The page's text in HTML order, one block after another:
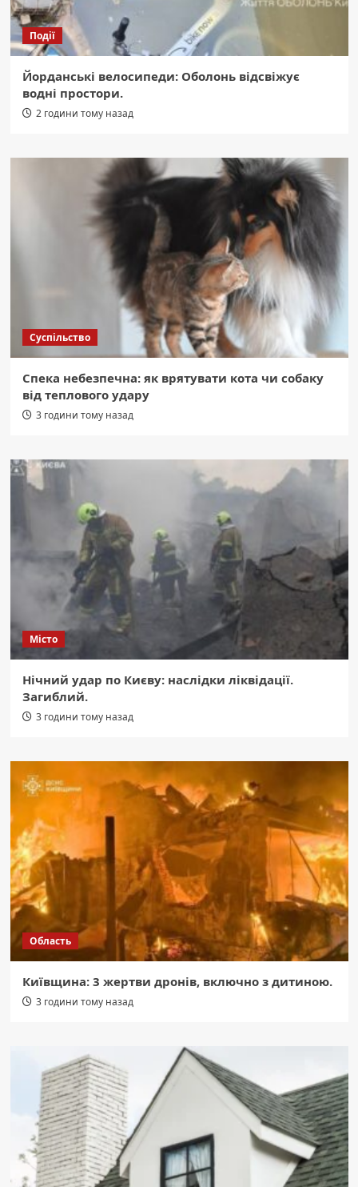
Події
Йорданські велосипеди: Оболонь відсвіжує
водні простори.
2 години тому назад
Суспільство
Спека небезпечна: як врятувати кота чи собаку
від теплового удару
3 години тому назад
Місто
Нічний удар по Києву: наслідки ліквідації.
Загиблий.
3 години тому назад
Область
Київщина: 3 жертви дронів, включно з дитиною.
3 години тому назад